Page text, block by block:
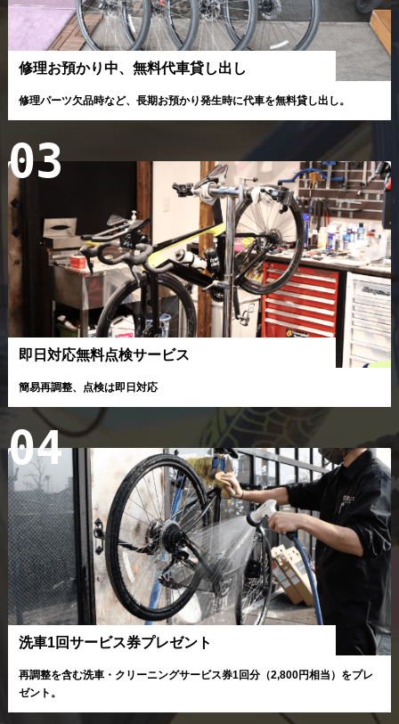
修理お預かり中、無料代車貸し出し
修理パーツ欠品時など、長期お預かり発生時に代車を無料貸し出し。
03
即日対応無料点検サービス
簡易再調整、点検は即日対応
04
洗車1回サービス券プレゼント
再調整を含む洗車・クリーニングサービス券1回分（2,800円相当）をプレ
ゼント。